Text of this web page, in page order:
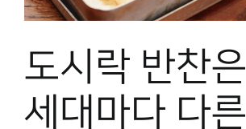
원문보기 PDF
박물관 홈페이지
도시락 반찬은
세대마다 다른